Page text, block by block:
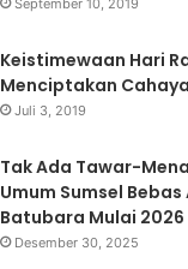
September 10, 2019
Keistimewaan Hari
Menciptakan
Juli 3, 2019
Tak Ada Tawar-
Umum Sumsel
Batubara Mulai 2026
Desember 30, 2025